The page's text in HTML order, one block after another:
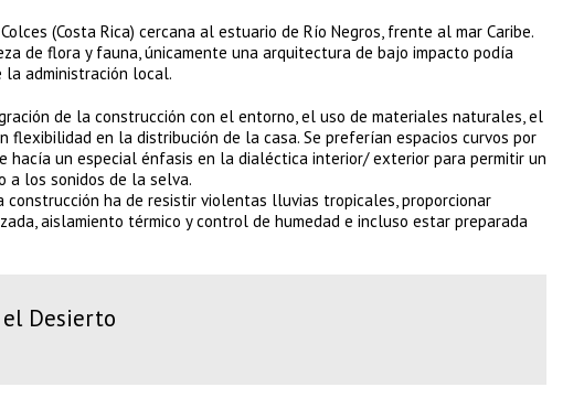
(Costa Rica) cercana al estuario de Río Negros, frente al mar Caribe.
de flora y fauna, únicamente una arquitectura de bajo impacto podía
administración local.
de la construcción con el entorno, el uso de materiales naturales, el
en la distribución de la casa. Se preferían espacios curvos por
un especial énfasis en la dialéctica interior/ exterior para permitir un
a los sonidos de la selva.
ha de resistir violentas lluvias tropicales, proporcionar
aislamiento térmico y control de humedad e incluso estar preparada
Desierto